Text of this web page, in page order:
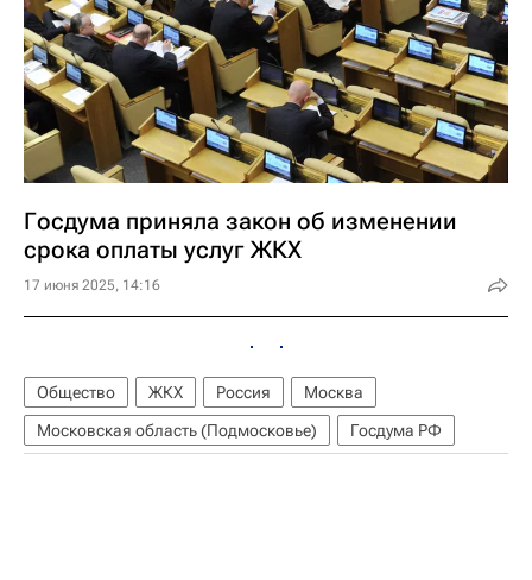
Госдума приняла закон об изменении
срока оплаты услуг ЖКХ
17 июня 2025, 14:16
Общество ЖКХ Россия
Москва
Московская область (Подмосковье)
Госдума РФ